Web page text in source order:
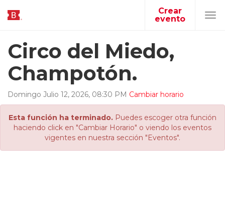
Crear
evento
Circo del Miedo,
Champotón.
Domingo Julio 12, 2026, 08:30 PM Cambiar horario
Esta función ha terminado. Puedes escoger otra función
haciendo click en "Cambiar Horario" o viendo los eventos
vigentes en nuestra sección "Eventos".